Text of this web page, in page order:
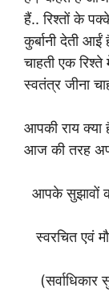
हैं.. रिश्तों के
कुर्बानी देती
चाहती एक
स्वतंत्र जीना
आपकी राय क्या
आज की तरह
आपके सुझावों
स्वरचित एवं
(सर्वाधिकार